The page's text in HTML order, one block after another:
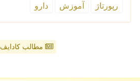
رپورتاژ
آموزش دارو
مطالب کادایف